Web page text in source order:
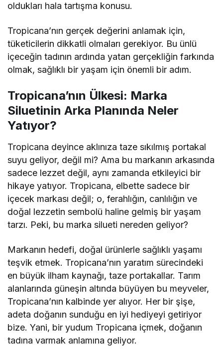
oldukları hala tartışma konusu.
Tropicana’nın gerçek değerini anlamak için,
tüketicilerin dikkatli olmaları gerekiyor. Bu ünlü
içeceğin tadının ardında yatan gerçekliğin farkında
olmak, sağlıklı bir yaşam için önemli bir adım.
Tropicana’nın Ülkesi: Marka
Siluetinin Arka Planında Neler
Yatıyor?
Tropicana deyince aklınıza taze sıkılmış portakal
suyu geliyor, değil mi? Ama bu markanın arkasında
sadece lezzet değil, aynı zamanda etkileyici bir
hikaye yatıyor. Tropicana, elbette sadece bir
içecek markası değil; o, ferahlığın, canlılığın ve
doğal lezzetin sembolü haline gelmiş bir yaşam
tarzı. Peki, bu marka silueti nereden geliyor?
Markanın hedefi, doğal ürünlerle sağlıklı yaşamı
teşvik etmek. Tropicana’nın yaratım sürecindeki
en büyük ilham kaynağı, taze portakallar. Tarım
alanlarında güneşin altında büyüyen bu meyveler,
Tropicana’nın kalbinde yer alıyor. Her bir şişe,
adeta doğanın sunduğu en iyi hediyeyi getiriyor
bize. Yani, bir yudum Tropicana içmek, doğanın
tadına varmak anlamına geliyor.